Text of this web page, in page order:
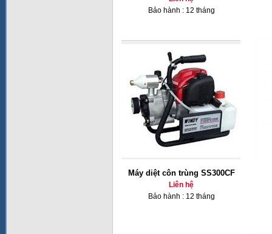
Bảo hành : 12 tháng
Máy diệt côn trùng SS300CF
Liên hệ
Bảo hành : 12 tháng